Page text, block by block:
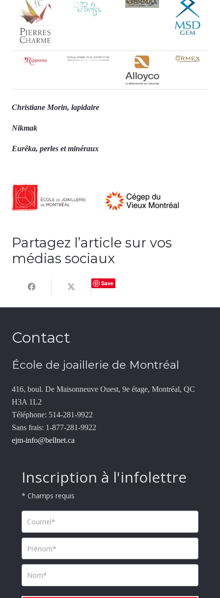
Christiane Morin, lapidaire
Nikmak
Eurêka, perles et minéraux
Partagez l’article sur vos
médias sociaux
Save
Contact
École de joaillerie de Montréal
416, boul. De Maisonneuve Ouest, 9e étage, Montréal, QC
H3A 1L2
Téléphone: 514-281-9922
Sans frais: 1-877-281-9922
ejm-info@bellnet.ca
Inscription à l'infolettre
* Champs requis